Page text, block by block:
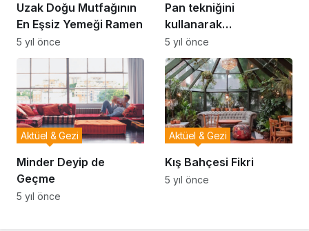
Uzak Doğu Mutfağının
En Eşsiz Yemeği Ramen
5 yıl önce
Pan tekniğini
kullanarak
fotoğraflarınızı nasıl
çekersiniz?
5 yıl önce
Minder Deyip de
Geçme
Aktüel & Gezi
5 yıl önce
Kış Bahçesi Fikri
Aktüel & Gezi
5 yıl önce